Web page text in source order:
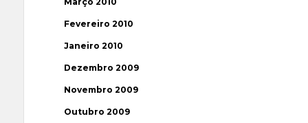
Fevereiro 2010
Janeiro 2010
Dezembro 2009
Novembro 2009
Outubro 2009